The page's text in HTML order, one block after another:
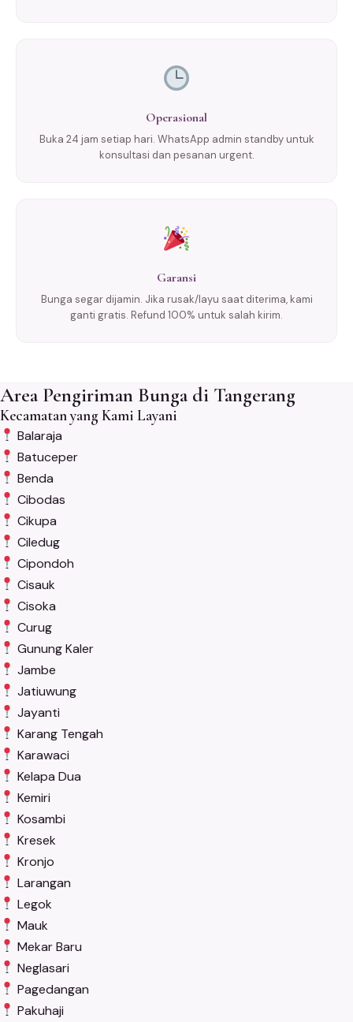
Operasional
Buka 24 jam setiap hari. WhatsApp admin standby untuk
konsultasi dan pesanan urgent.
Garansi
Bunga segar dijamin. Jika rusak/layu saat diterima, kami
ganti gratis. Refund 100% untuk salah kirim.
Area Pengiriman Bunga di Tangerang
Kecamatan yang Kami Layani
Balaraja
Batuceper
Benda
Cibodas
Cikupa
Ciledug
Cipondoh
Cisauk
Cisoka
Curug
Gunung Kaler
Jambe
Jatiuwung
Jayanti
Karang Tengah
Karawaci
Kelapa Dua
Kemiri
Kosambi
Kresek
Kronjo
Larangan
Legok
Mauk
Mekar Baru
Neglasari
Pagedangan
Pakuhaji